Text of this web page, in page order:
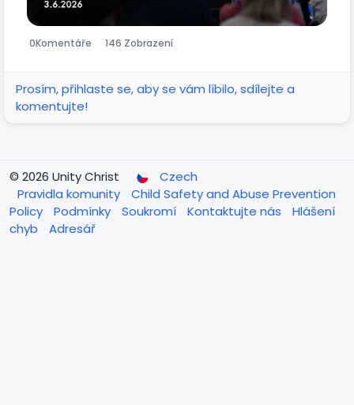
0Komentáře 146 Zobrazení
Prosím, přihlaste se, aby se vám líbilo, sdílejte a
komentujte!
© 2026 Unity Christ
Czech
Pravidla komunity
Child Safety and Abuse Prevention
Policy
Podmínky Soukromí Kontaktujte nás
Hlášení
chyb
Adresář